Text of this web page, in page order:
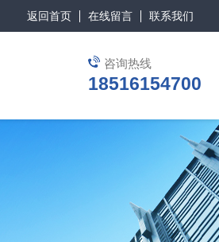
返回首页 在线留言 联系我们
咨询热线
18516154700